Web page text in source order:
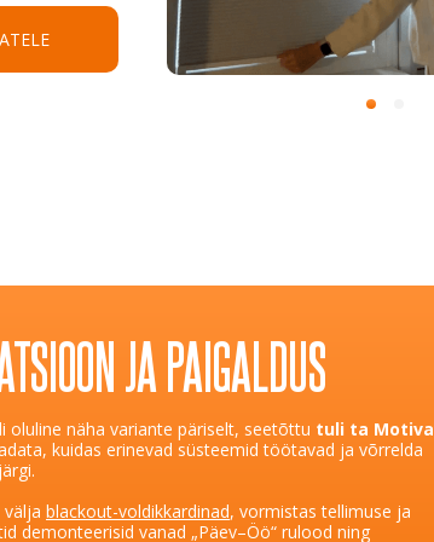
JA PAIGALDUS
oluline näha variante päriselt, seetõttu tuli ta Motiva
kuidas erinevad süsteemid töötavad ja võrrelda
välja blackout-voldikkardinad, vormistas tellimuse ja
demonteerisid vanad „Päev–Öö“ rulood ning